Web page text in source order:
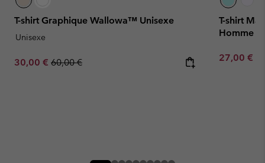
T-shirt Graphique Wallowa™ Unisexe
Unisexe
Sale price:
30,00 € Regular price:
60,00 €
T-shirt
Homme
Minimum
27,00 €